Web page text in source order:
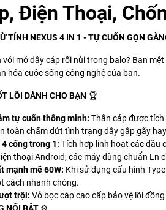
Điện Thoại,
TÍNH NEXUS 4 IN 1 - TỰ CUỐN GỌN
với mớ dây cáp rối nùi trong balo? Bạn
hóa cuộc sống công nghệ của bạn.
LÕI DÀNH CHO BẠN 🏆
tự cuốn thông minh: Thân cáp được
toàn chấm dứt tình trạng dây gập gãy
cổng trong 1: Tích hợp linh hoạt các đầu
thoại Android, các máy dùng chuẩn Ln
mạnh mẽ 60W: Khi sử dụng cấu hình
cách nhanh chóng.
trội: Vỏ bọc cáp cao cấp bảo vệ lõi
NỔI BẬT ⚙️